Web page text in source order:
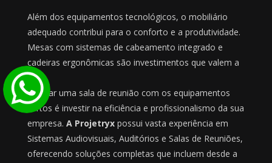
Além dos equipamentos tecnológicos, o mobiliário
adequado contribui para o conforto e a produtividade.
Mesas com sistemas de cabeamento integrado e
cadeiras ergonômicas são investimentos que valem a
pena.
Equipar uma sala de reunião com os equipamentos
certos é investir na eficiência e profissionalismo da sua
empresa. A Projetryxpossui vasta experiência em
Sistemas Audiovisuais, Auditórios e Salas de Reuniões,
oferecendo soluções completas que incluem desde a